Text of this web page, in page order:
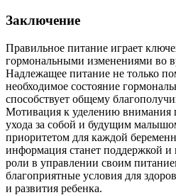
Заключение
Правильное питание играет
гормональными изменениями во
Надлежащее питание не только
необходимое состояние
способствует общему
Мотивация к уделению внимания
ухода за собой и будущим
приоритетом для каждой
информация станет поддержкой и
роли в управлении своим
благоприятные условия для
и развития ребенка.